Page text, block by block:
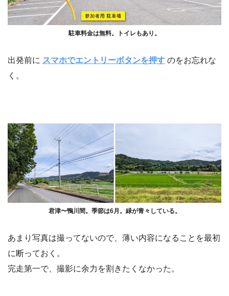
駐車料金は無料。トイレもあり。
出発前に スマホでエントリーボタンを押す のをお忘れな
く。
君津〜鴨川間。季節は6月。緑が青々している。
あまり写真は撮ってないので、薄い内容になることを最初
に断っておく。
完走第一で、撮影に余力を割きたくなかった。